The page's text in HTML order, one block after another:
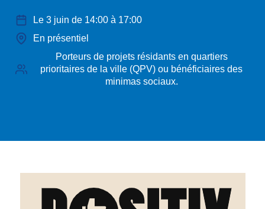
Le 3 juin de 14:00 à 17:00
En présentiel
Porteurs de projets résidants en quartiers
prioritaires de la ville (QPV) ou bénéficiaires des
minimas sociaux.